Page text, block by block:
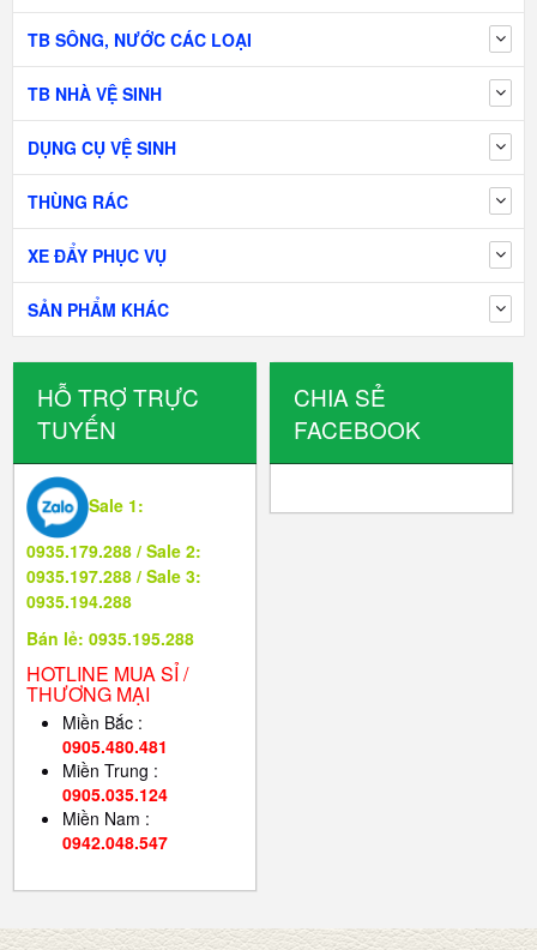
TB SÔNG, NƯỚC CÁC LOẠI
TB NHÀ VỆ SINH
DỤNG CỤ VỆ SINH
THÙNG RÁC
XE ĐẨY PHỤC VỤ
SẢN PHẨM KHÁC
HỖ TRỢ TRỰC
TUYẾN
Sale 1:
0935.179.288 / Sale 2:
0935.197.288 / Sale 3:
0935.194.288
Bán lẻ: 0935.195.288
HOTLINE MUA SỈ /
THƯƠNG MẠI
Miền Bắc :
0905.480.481
Miền Trung :
0905.035.124
Miền Nam :
0942.048.547
CHIA SẺ
FACEBOOK